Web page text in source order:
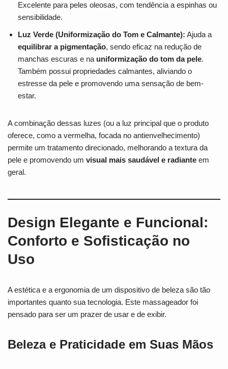
Excelente para peles oleosas, com tendência a espinhas ou
sensibilidade.
Luz Verde (Uniformização do Tom e Calmante): Ajuda a
equilibrar a pigmentação, sendo eficaz na redução de
manchas escuras e na uniformização do tom da pele.
Também possui propriedades calmantes, aliviando o
estresse da pele e promovendo uma sensação de bem-
estar.
A combinação dessas luzes (ou a luz principal que o produto
oferece, como a vermelha, focada no antienvelhecimento)
permite um tratamento direcionado, melhorando a textura da
pele e promovendo um visual mais saudável e radiante em
geral.
Design Elegante e Funcional:
Conforto e Sofisticação no
Uso
A estética e a ergonomia de um dispositivo de beleza são tão
importantes quanto sua tecnologia. Este massageador foi
pensado para ser um prazer de usar e de exibir.
Beleza e Praticidade em Suas Mãos